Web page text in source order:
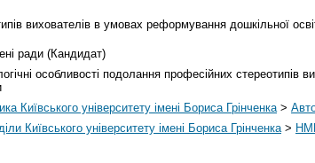
вихователів в умовах реформування дошкільної
ради (Кандидат)
особливості подолання професійних стереотипів
Київського університету імені Бориса Грінченка >
Київського університету імені Бориса Грінченка > НМЦ